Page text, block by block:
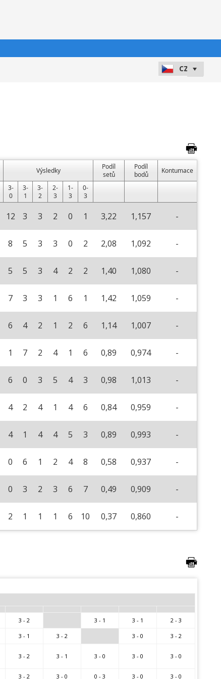
Výsledky
Podíl
setů
Podíl
bodů
Kontumace
3-
0
3-
1
3-
2
2-
3
1-
3
0-
3
12 3 3 2 0 1 3,22 1,157 -
8 5 3 3 0 2 2,08 1,092 -
5 5 3 4 2 2 1,40 1,080 -
7 3 3 1 6 1 1,42 1,059 -
6 4 2 1 2 6 1,14 1,007 -
1 7 2 4 1 6 0,89 0,974 -
6 0 3 5 4 3 0,98 1,013 -
4 2 4 1 4 6 0,84 0,959 -
4 1 4 4 5 3 0,89 0,993 -
0 6 1 2 4 8 0,58 0,937 -
0 3 2 3 6 7 0,49 0,909 -
2 1 1 1 6 10 0,37 0,860 -
3 - 2 3 - 1 3 - 1 2 - 3
3 - 1 3 - 2 3 - 0 3 - 2
3 - 2 3 - 1 3 - 0 3 - 0 3 - 0
3 - 2 3 - 0 0 - 3 3 - 0 3 - 0